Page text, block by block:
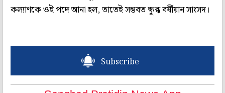
কল্যাণকে ওই পদে আনা হল, তাতেই সম্ভবত ক্ষুব্ধ বর্ষীয়ান সাংসদ।
Subscribe